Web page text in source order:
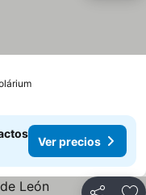
Ver precios